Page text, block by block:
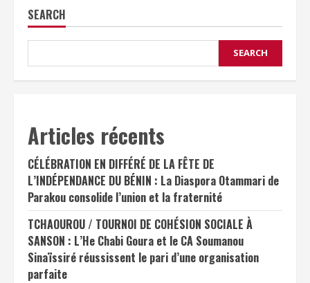
SEARCH
SEARCH
Articles récents
CÉLÉBRATION EN DIFFÉRÉ DE LA FÊTE DE
L’INDÉPENDANCE DU BÉNIN : La Diaspora Otammari de
Parakou consolide l’union et la fraternité
TCHAOUROU / TOURNOI DE COHÉSION SOCIALE À
SANSON : L’He Chabi Goura et le CA Soumanou
Sinaïssiré réussissent le pari d’une organisation
parfaite